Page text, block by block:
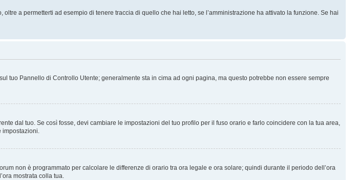
a permetterti ad esempio di tenere traccia di quello che hai letto, se l’amministrazione ha attivato la funzione. Se hai
tuo Pannello di Controllo Utente; generalmente sta in cima ad ogni pagina, ma questo potrebbe non essere sempre
dal tuo. Se così fosse, devi cambiare le impostazioni del tuo profilo per il fuso orario e farlo coincidere con la tua area,
impostazioni.
non è programmato per calcolare le differenze di orario tra ora legale e ora solare; quindi durante il periodo dell’ora
mostrata colla tua.